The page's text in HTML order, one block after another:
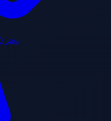
دفتر 220، ساختمان ایریدیوم، دبی